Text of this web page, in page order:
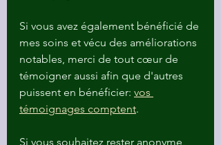
Si vous avez également bénéficié de
mes soins et vécu des améliorations
notables, merci de tout cœur de
témoigner aussi afin que d'autres
puissent en bénéficier: vos
témoignages comptent.
Si vous souhaitez rester anonyme,